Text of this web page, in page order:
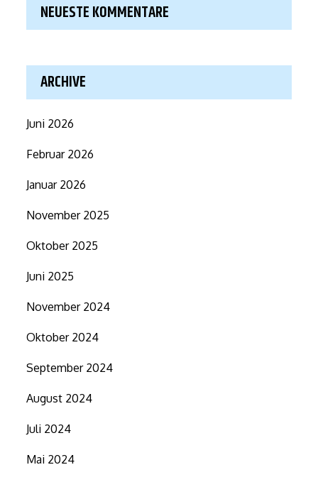
NEUESTE KOMMENTARE
ARCHIVE
Juni 2026
Februar 2026
Januar 2026
November 2025
Oktober 2025
Juni 2025
November 2024
Oktober 2024
September 2024
August 2024
Juli 2024
Mai 2024